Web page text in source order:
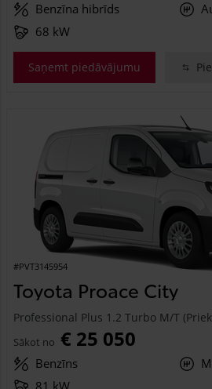
Benzīna hibrīds
68 kW
Saņemt piedāvājumu
#PVT3145954
Toyota Proace City
Professional Plus 1.2 Turbo M/T
Sākot no € 25 050
Benzīns
81 kW